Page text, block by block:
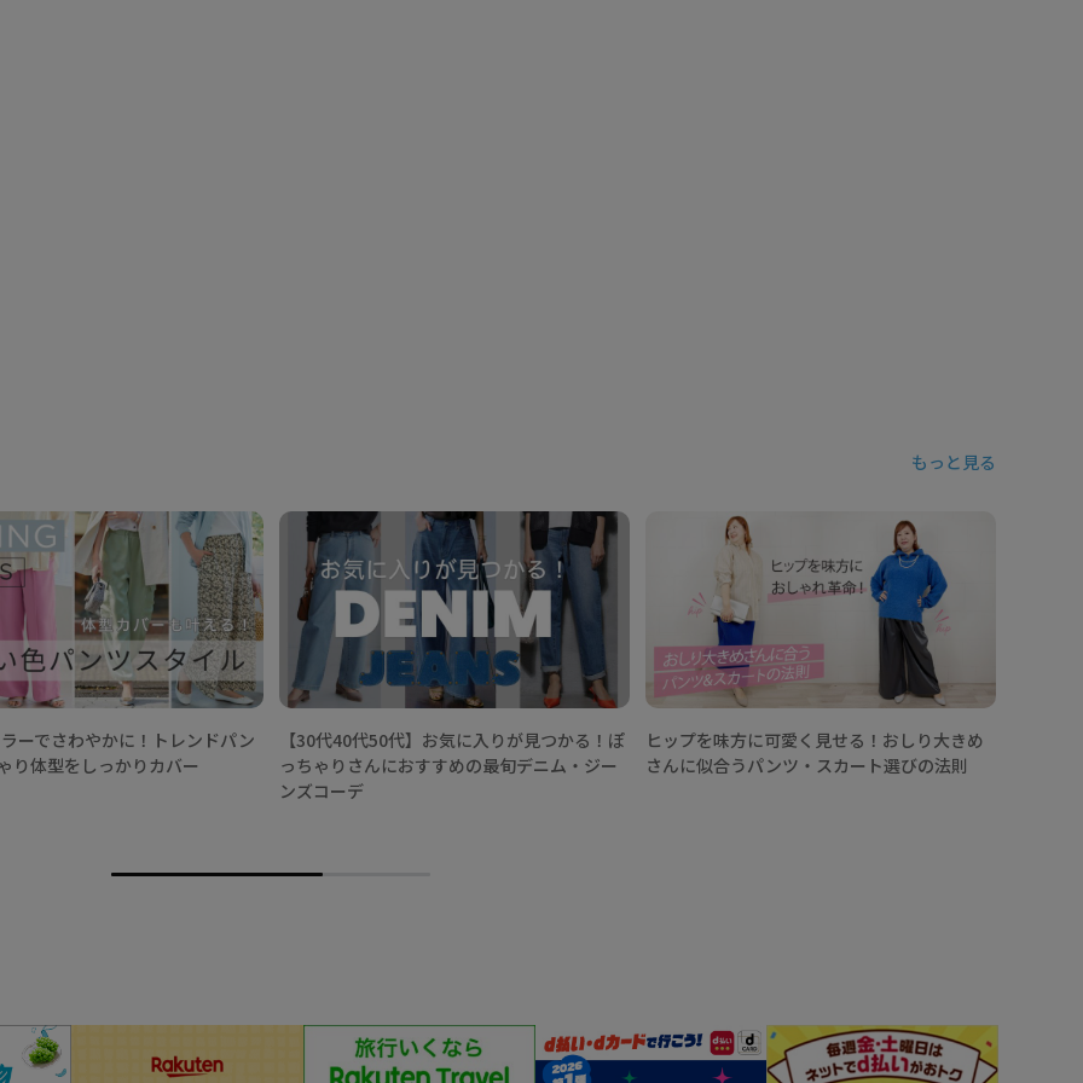
もっと見る
ーでさわやかに！トレンドパン
り体型をしっかりカバー
【30代40代50代】お気に入りが見つかる！ぽ
っちゃりさんにおすすめの最旬デニム・ジー
ンズコーデ
ヒップを味方に可愛く見せる！おしり大きめ
さんに似合うパンツ・スカート選びの法則